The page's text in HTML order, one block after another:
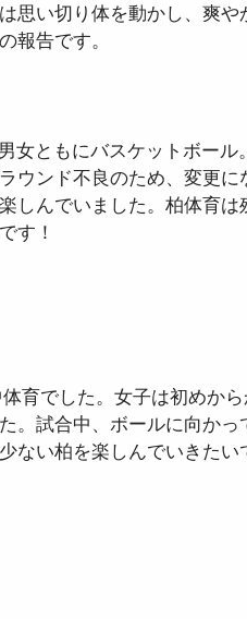
思い切り体を動かし、爽や
報告です。
女ともにバスケットボール
ウンド不良のため、変更に
しんでいました。柏体育は
す！
育でした。女子は初めか
。試合中、ボールに向かっ
ない柏を楽しんでいきたい